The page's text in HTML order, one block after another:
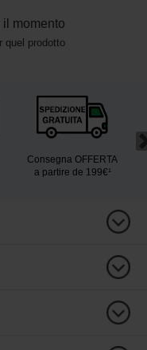
il momento
quel prodotto
Consegna OFFERTA
a partire de 199€¹